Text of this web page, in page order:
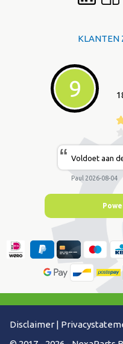
KLANTEN
9
“ Voldoet aan
Paul 2026-08-04
Disclaimer |